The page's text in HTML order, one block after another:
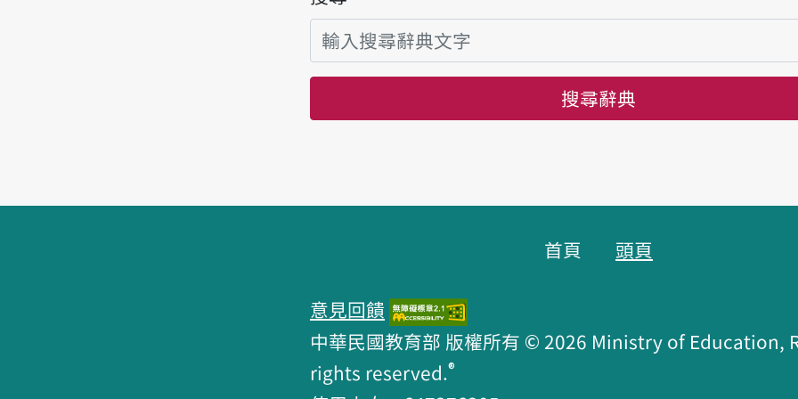
搜尋辭典
首頁 頭頁
意見回饋
中華民國教育部 版權所有 © 2026 Ministry of Education,
rights reserved.®